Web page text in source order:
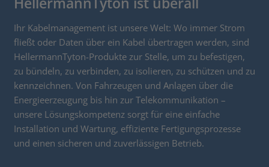
Ihr Kabelmanagement ist unsere Welt: Wo immer Strom
fließt oder Daten über ein Kabel übertragen werden, sind
HellermannTyton-Produkte zur Stelle, um zu befestigen,
zu bündeln, zu verbinden, zu isolieren, zu schützen und zu
kennzeichnen. Von Fahrzeugen und Anlagen über die
Energieerzeugung bis hin zur Telekommunikation –
unsere Lösungskompetenz sorgt für eine einfache
Installation und Wartung, effiziente Fertigungsprozesse
und einen sicheren und zuverlässigen Betrieb.